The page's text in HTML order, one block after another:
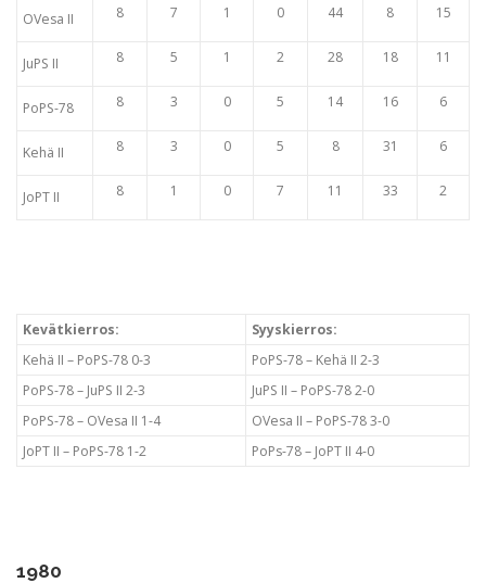
OVesa II 8 7 1 0 44 8 15
JuPS II 8 5 1 2 28 18 11
PoPS-78 8 3 0 5 14 16 6
Kehä II 8 3 0 5 8 31 6
JoPT II 8 1 0 7 11 33 2
Kevätkierros:
Syyskierros:
Kehä II – PoPS-78 0-3
PoPS-78 – Kehä II 2-3
PoPS-78 – JuPS II 2-3
JuPS II – PoPS-78 2-0
PoPS-78 – OVesa II 1-4
OVesa II – PoPS-78 3-0
JoPT II – PoPS-78 1-2
PoPs-78 – JoPT II 4-0
1980